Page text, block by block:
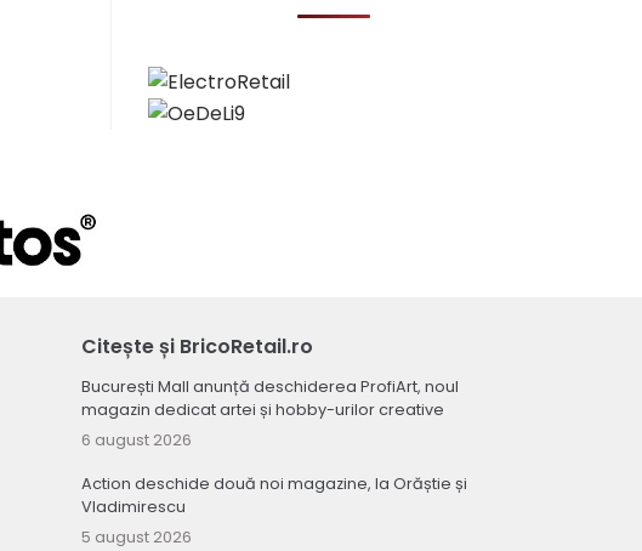
Citește și BricoRetail.ro
București Mall anunță deschiderea ProfiArt, noul
magazin dedicat artei și hobby-urilor creative
6 august 2026
Action deschide două noi magazine, la Orăștie și
Vladimirescu
5 august 2026